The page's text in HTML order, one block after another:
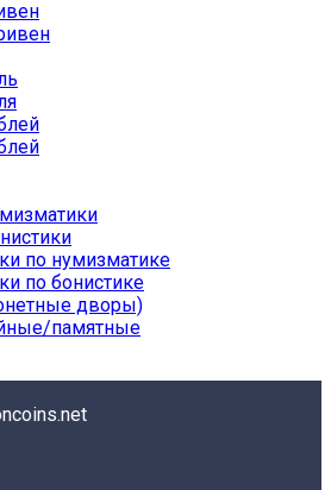
по нумизматике
по бонистике
дворы)
памятные